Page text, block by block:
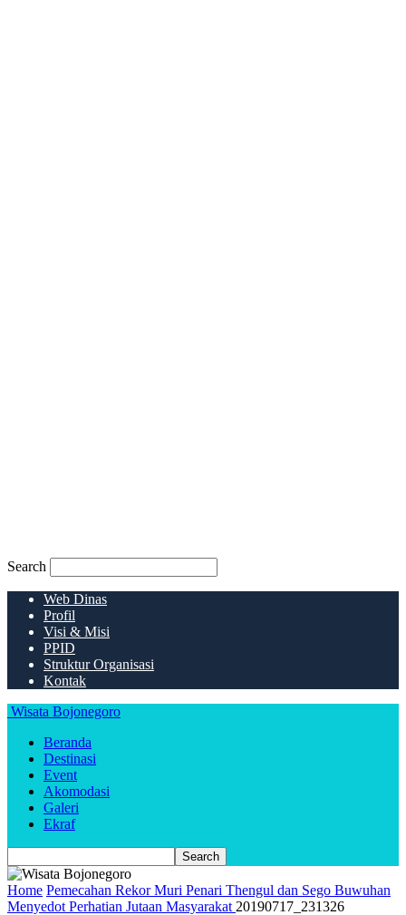
Search
Web Dinas
Profil
Visi & Misi
PPID
Struktur Organisasi
Kontak
Wisata Bojonegoro
Beranda
Destinasi
Event
Akomodasi
Galeri
Ekraf
Home Pemecahan Rekor Muri Penari Thengul dan Sego Buwuhan
Menyedot Perhatian Jutaan Masyarakat 20190717_231326